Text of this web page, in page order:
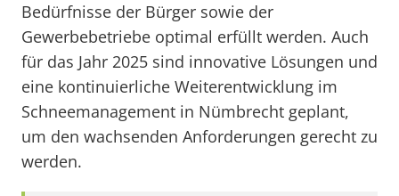
Bedürfnisse der Bürger sowie der
Gewerbebetriebe optimal erfüllt werden. Auch
für das Jahr 2025 sind innovative Lösungen und
eine kontinuierliche Weiterentwicklung im
Schneemanagement in Nümbrecht geplant,
um den wachsenden Anforderungen gerecht zu
werden.